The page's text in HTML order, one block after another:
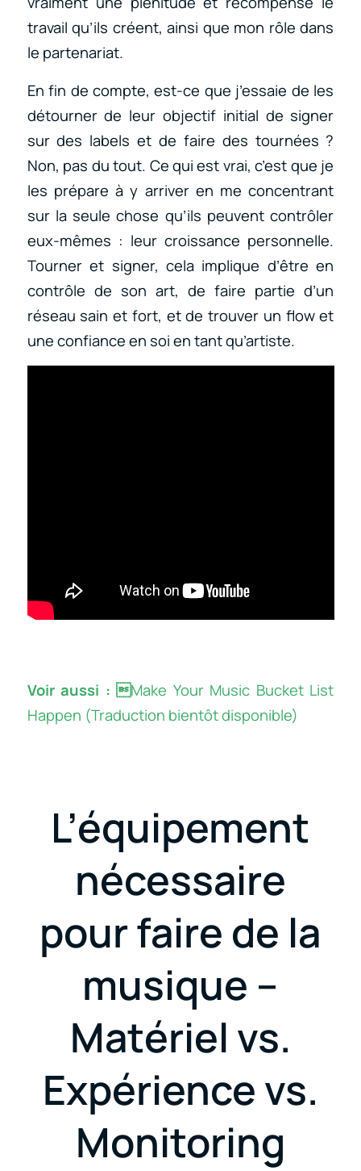
travail qu’ils créent, ainsi que mon rôle dans
le partenariat.
En fin de compte, est-ce que j’essaie de les
détourner de leur objectif initial de signer
sur des labels et de faire des tournées ?
Non, pas du tout. Ce qui est vrai, c’est que je
les prépare à y arriver en me concentrant
sur la seule chose qu’ils peuvent contrôler
eux-mêmes : leur croissance personnelle.
Tourner et signer, cela implique d’être en
contrôle de son art, de faire partie d’un
réseau sain et fort, et de trouver un flow et
une confiance en soi en tant qu’artiste.
Voir aussi : Make Your Music Bucket List
Happen (Traduction bientôt disponible)
L’équipement
nécessaire
pour faire de la
musique –
Matériel vs.
Expérience vs.
Monitoring